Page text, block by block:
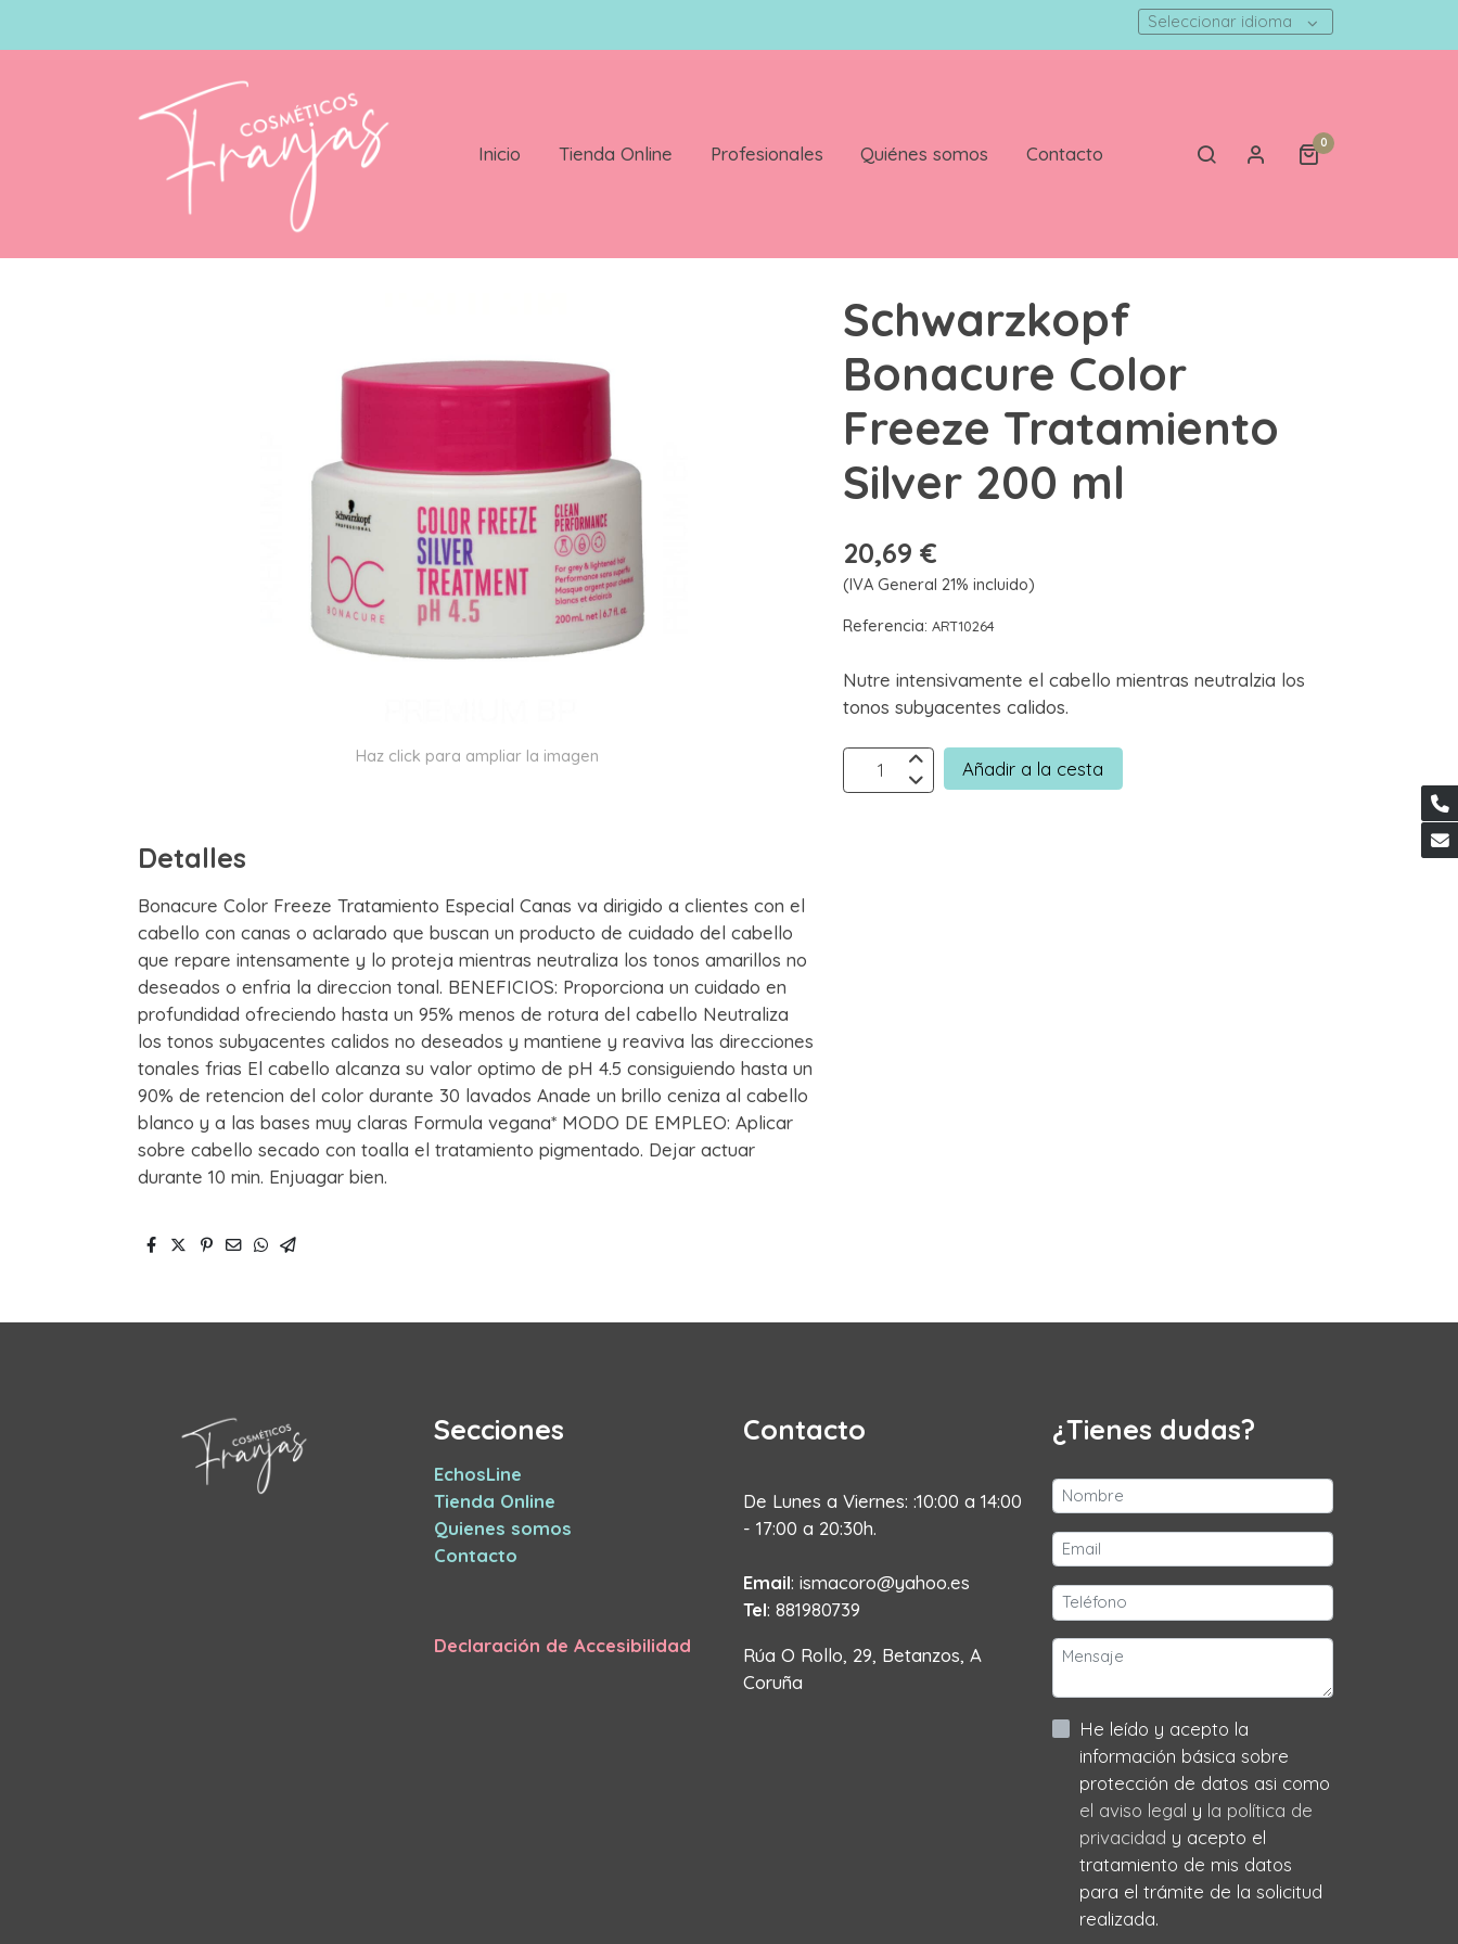
Seleccionar idioma
Inicio Tienda Online Profesionales Quiénes somos Contacto 0
Schwarzkopf Bonacure Color Freeze Tratamiento Silver 200 ml
Haz click para ampliar la imagen
Detalles
Bonacure Color Freeze Tratamiento Especial Canas va dirigido a clientes con el
cabello con canas o aclarado que buscan un producto de cuidado del cabello
que repare intensamente y lo proteja mientras neutraliza los tonos amarillos no
deseados o enfria la direccion tonal. BENEFICIOS: Proporciona un cuidado en
profundidad ofreciendo hasta un 95% menos de rotura del cabello Neutraliza
los tonos subyacentes calidos no deseados y mantiene y reaviva las direcciones
tonales frias El cabello alcanza su valor optimo de pH 4.5 consiguiendo hasta un
90% de retencion del color durante 30 lavados Anade un brillo ceniza al cabello
blanco y a las bases muy claras Formula vegana* MODO DE EMPLEO: Aplicar
sobre cabello secado con toalla el tratamiento pigmentado. Dejar actuar
durante 10 min. Enjuagar bien.
Schwarzkopf
Bonacure Color
Freeze Tratamiento
Silver 200 ml
20,69 €
(IVA General 21% incluido)
Referencia:ART10264
Nutre intensivamente el cabello mientras neutralzia los
tonos subyacentes calidos.
Añadir a la cesta
Secciones
EchosLine
Tienda Online
Quienes somos
Contacto
Declaración de Accesibilidad
Contacto
De Lunes a Viernes: :10:00 a 14:00
- 17:00 a 20:30h.
Email: ismacoro@yahoo.es
Tel: 881980739
Rúa O Rollo, 29, Betanzos, A
Coruña
¿Tienes dudas?
He leído y acepto la
información básica sobre
protección de datos asi como
el aviso legal y la política de
privacidad y acepto el
tratamiento de mis datos
para el trámite de la solicitud
realizada.